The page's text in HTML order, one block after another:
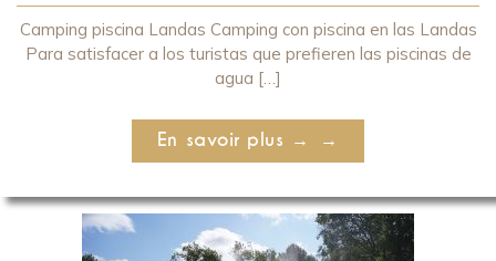
Camping piscina Landas Camping con piscina en las Landas
Para satisfacer a los turistas que prefieren las piscinas de
agua […]
En savoir plus →